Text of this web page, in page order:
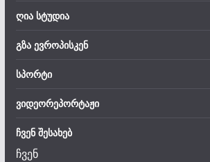
ღია სტუდია
გზა ევროპისკენ
სპორტი
ვიდეორეპორტაჟი
ჩვენ შესახებ
ჩვენ